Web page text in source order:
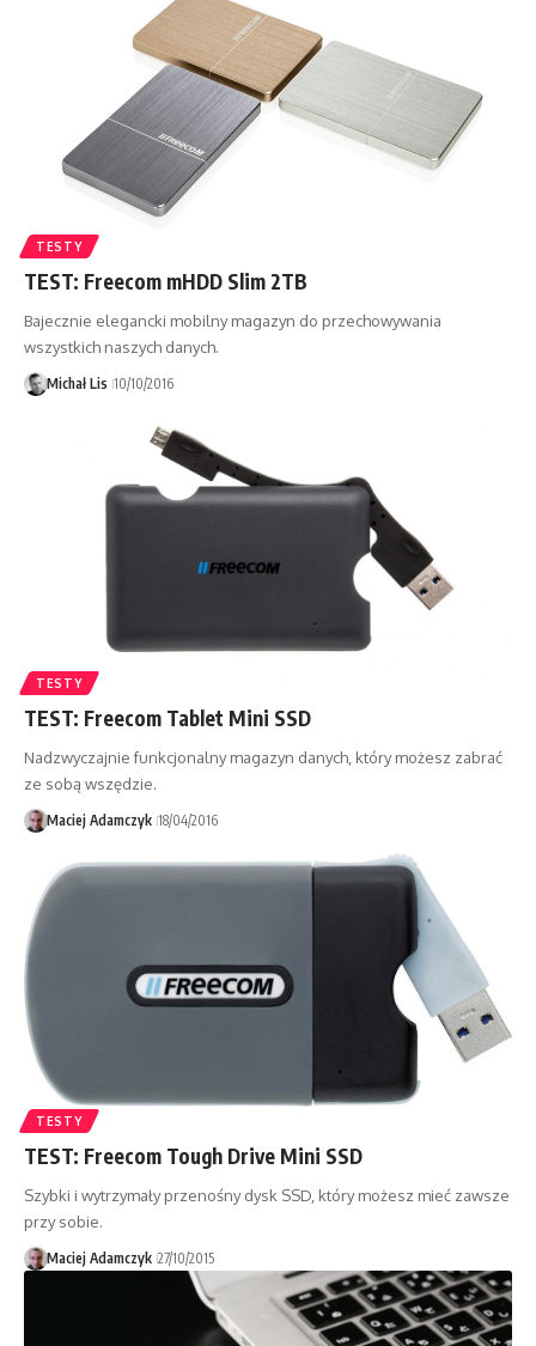
TESTY
TEST: Freecom mHDD Slim 2TB
Bajecznie elegancki mobilny magazyn do przechowywania
wszystkich naszych danych.
Michał Lis 10/10/2016
TESTY
TEST: Freecom Tablet Mini SSD
Nadzwyczajnie funkcjonalny magazyn danych, który możesz zabrać
ze sobą wszędzie.
Maciej Adamczyk 18/04/2016
TESTY
TEST: Freecom Tough Drive Mini SSD
Szybki i wytrzymały przenośny dysk SSD, który możesz mieć zawsze
przy sobie.
Maciej Adamczyk 27/10/2015